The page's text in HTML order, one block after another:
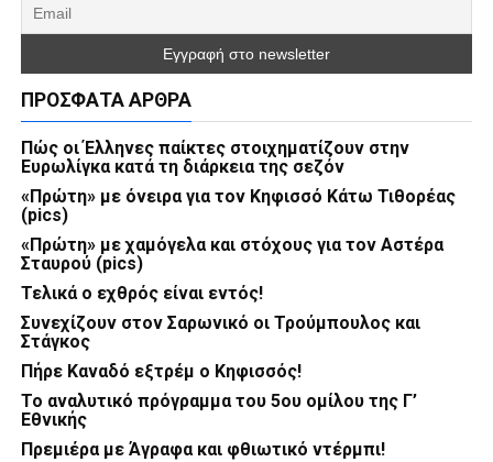
ΠΡΌΣΦΑΤΑ ΆΡΘΡΑ
Πώς οι Έλληνες παίκτες στοιχηματίζουν στην
Ευρωλίγκα κατά τη διάρκεια της σεζόν
«Πρώτη» με όνειρα για τον Κηφισσό Κάτω Τιθορέας
(pics)
«Πρώτη» με χαμόγελα και στόχους για τον Αστέρα
Σταυρού (pics)
Τελικά ο εχθρός είναι εντός!
Συνεχίζουν στον Σαρωνικό οι Τρούμπουλος και
Στάγκος
Πήρε Καναδό εξτρέμ ο Κηφισσός!
Το αναλυτικό πρόγραμμα του 5ου ομίλου της Γ’
Εθνικής
Πρεμιέρα με Άγραφα και φθιωτικό ντέρμπι!